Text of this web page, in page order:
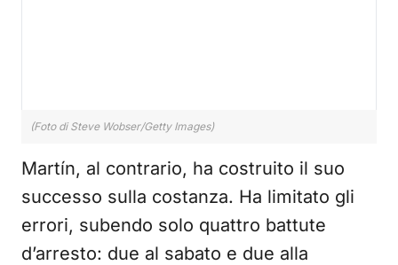
(Foto di Steve Wobser/Getty Images)
Martín, al contrario, ha costruito il suo
successo sulla costanza. Ha limitato gli
errori, subendo solo quattro battute
d’arresto: due al sabato e due alla